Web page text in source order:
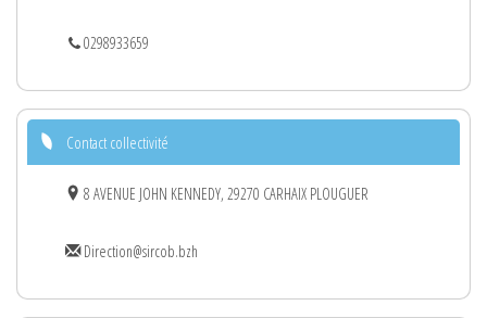
0298933659
Contact collectivité
8 AVENUE JOHN KENNEDY, 29270 CARHAIX PLOUGUER
Direction@sircob.bzh